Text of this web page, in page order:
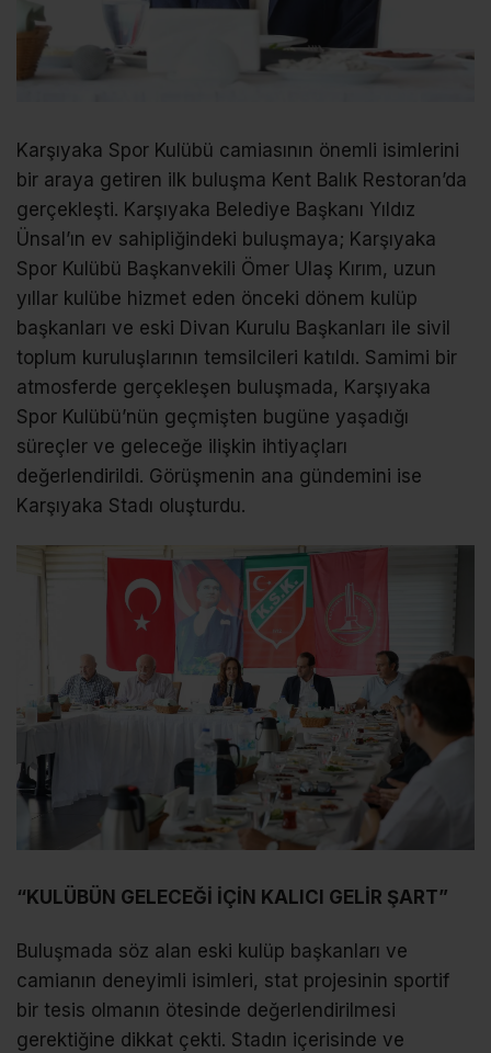
Karşıyaka Spor Kulübü camiasının önemli isimlerini
bir araya getiren ilk buluşma Kent Balık Restoran’da
gerçekleşti. Karşıyaka Belediye Başkanı Yıldız
Ünsal’ın ev sahipliğindeki buluşmaya; Karşıyaka
Spor Kulübü Başkanvekili Ömer Ulaş Kırım, uzun
yıllar kulübe hizmet eden önceki dönem kulüp
başkanları ve eski Divan Kurulu Başkanları ile sivil
toplum kuruluşlarının temsilcileri katıldı. Samimi bir
atmosferde gerçekleşen buluşmada, Karşıyaka
Spor Kulübü’nün geçmişten bugüne yaşadığı
süreçler ve geleceğe ilişkin ihtiyaçları
değerlendirildi. Görüşmenin ana gündemini ise
Karşıyaka Stadı oluşturdu.
“KULÜBÜN GELECEĞİ İÇİN KALICI GELİR ŞART”
Buluşmada söz alan eski kulüp başkanları ve
camianın deneyimli isimleri, stat projesinin sportif
bir tesis olmanın ötesinde değerlendirilmesi
gerektiğine dikkat çekti. Stadın içerisinde ve